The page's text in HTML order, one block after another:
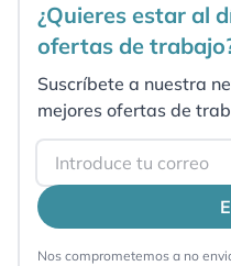
¿Quieres estar al
ofertas de
Suscríbete a nuestra
mejores ofertas de
Email
Nos comprometemos a no